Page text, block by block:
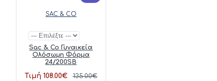
SAC & CO
Sac & Co Γυναικεία
Ολόσωμη Φόρμα
24/200SB
Τιμή 108.00€ 135.00€